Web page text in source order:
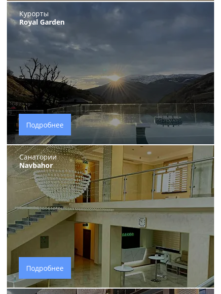
Курорты
Royal Garden
Подробнее
Санатории
Navbahor
Подробнее